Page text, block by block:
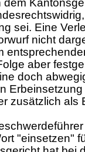
sei. Eine
nicht
aber
doch
zusätzlich als
"einsetzen"